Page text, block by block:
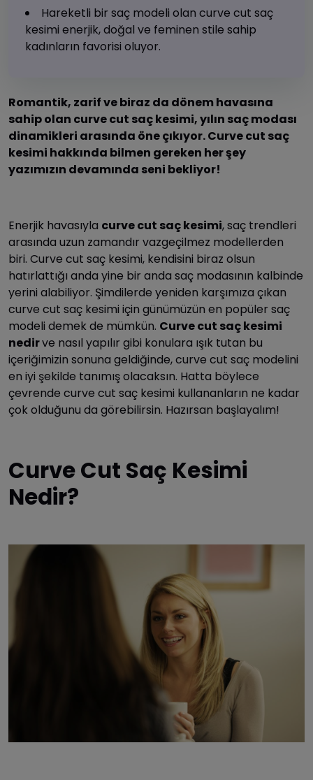
Hareketli bir saç modeli olan curve cut saç
kesimi enerjik, doğal ve feminen stile sahip
kadınların favorisi oluyor.
Romantik, zarif ve biraz da dönem havasına
sahip olan curve cut saç kesimi, yılın saç modası
dinamikleri arasında öne çıkıyor. Curve cut saç
kesimi hakkında bilmen gereken her şey
yazımızın devamında seni bekliyor!
Enerjik havasıyla curve cut saç kesimi, saç trendleri
arasında uzun zamandır vazgeçilmez modellerden
biri. Curve cut saç kesimi, kendisini biraz olsun
hatırlattığı anda yine bir anda saç modasının kalbinde
yerini alabiliyor. Şimdilerde yeniden karşımıza çıkan
curve cut saç kesimi için günümüzün en popüler saç
modeli demek de mümkün. Curve cut saç kesimi
nedirve nasıl yapılır gibi konulara ışık tutan bu
içeriğimizin sonuna geldiğinde, curve cut saç modelini
en iyi şekilde tanımış olacaksın. Hatta böylece
çevrende curve cut saç kesimi kullananların ne kadar
çok olduğunu da görebilirsin. Hazırsan başlayalım!
Curve Cut Saç Kesimi
Nedir?